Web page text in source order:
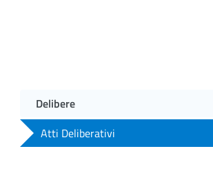
Delibere
Atti Deliberativi